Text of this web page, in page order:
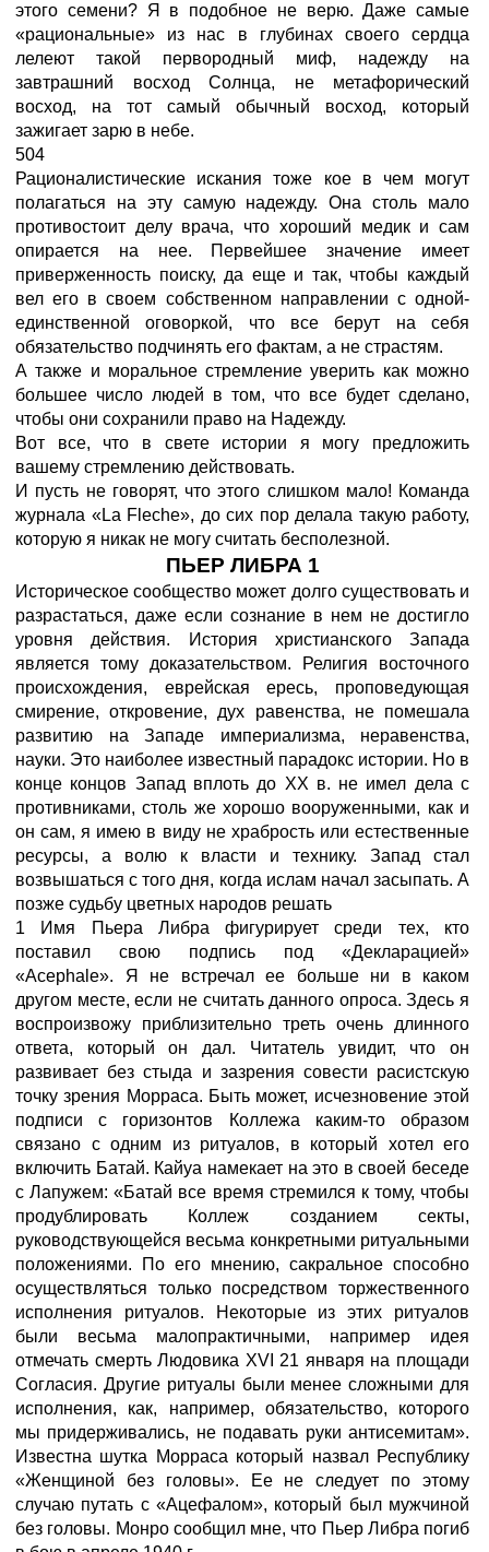
этого семени? Я в подобное не верю. Даже самые
«рациональные» из нас в глубинах своего сердца
лелеют такой первородный миф, надежду на
завтрашний восход Солнца, не метафорический
восход, на тот самый обычный восход, который
зажигает зарю в небе.
504
Рационалистические искания тоже кое в чем могут
полагаться на эту самую надежду. Она столь мало
противостоит делу врача, что хороший медик и сам
опирается на нее. Первейшее значение имеет
приверженность поиску, да еще и так, чтобы каждый
вел его в своем собственном направлении с одной-
единственной оговоркой, что все берут на себя
обязательство подчинять его фактам, а не страстям.
А также и моральное стремление уверить как можно
большее число людей в том, что все будет сделано,
чтобы они сохранили право на Надежду.
Вот все, что в свете истории я могу предложить
вашему стремлению действовать.
И пусть не говорят, что этого слишком мало! Команда
журнала «La Fleche», до сих пор делала такую работу,
которую я никак не могу считать бесполезной.
ПЬЕР ЛИБРА 1
Историческое сообщество может долго существовать и
разрастаться, даже если сознание в нем не достигло
уровня действия. История христианского Запада
является тому доказательством. Религия восточного
происхождения, еврейская ересь, проповедующая
смирение, откровение, дух равенства, не помешала
развитию на Западе империализма, неравенства,
науки. Это наиболее известный парадокс истории. Но в
конце концов Запад вплоть до XX в. не имел дела с
противниками, столь же хорошо вооруженными, как и
он сам, я имею в виду не храбрость или естественные
ресурсы, а волю к власти и технику. Запад стал
возвышаться с того дня, когда ислам начал засыпать. А
позже судьбу цветных народов решать
1 Имя Пьера Либра фигурирует среди тех, кто
поставил свою подпись под «Декларацией»
«Acephale». Я не встречал ее больше ни в каком
другом месте, если не считать данного опроса. Здесь я
воспроизвожу приблизительно треть очень длинного
ответа, который он дал. Читатель увидит, что он
развивает без стыда и зазрения совести расистскую
точку зрения Морраса. Быть может, исчезновение этой
подписи с горизонтов Коллежа каким-то образом
связано с одним из ритуалов, в который хотел его
включить Батай. Кайуа намекает на это в своей беседе
с Лапужем: «Батай все время стремился к тому, чтобы
продублировать Коллеж созданием секты,
руководствующейся весьма конкретными ритуальными
положениями. По его мнению, сакральное способно
осуществляться только посредством торжественного
исполнения ритуалов. Некоторые из этих ритуалов
были весьма малопрактичными, например идея
отмечать смерть Людовика XVI 21 января на площади
Согласия. Другие ритуалы были менее сложными для
исполнения, как, например, обязательство, которого
мы придерживались, не подавать руки антисемитам».
Известна шутка Морраса который назвал Республику
«Женщиной без головы». Ее не следует по этому
случаю путать с «Ацефалом», который был мужчиной
без головы. Монро сообщил мне, что Пьер Либра погиб